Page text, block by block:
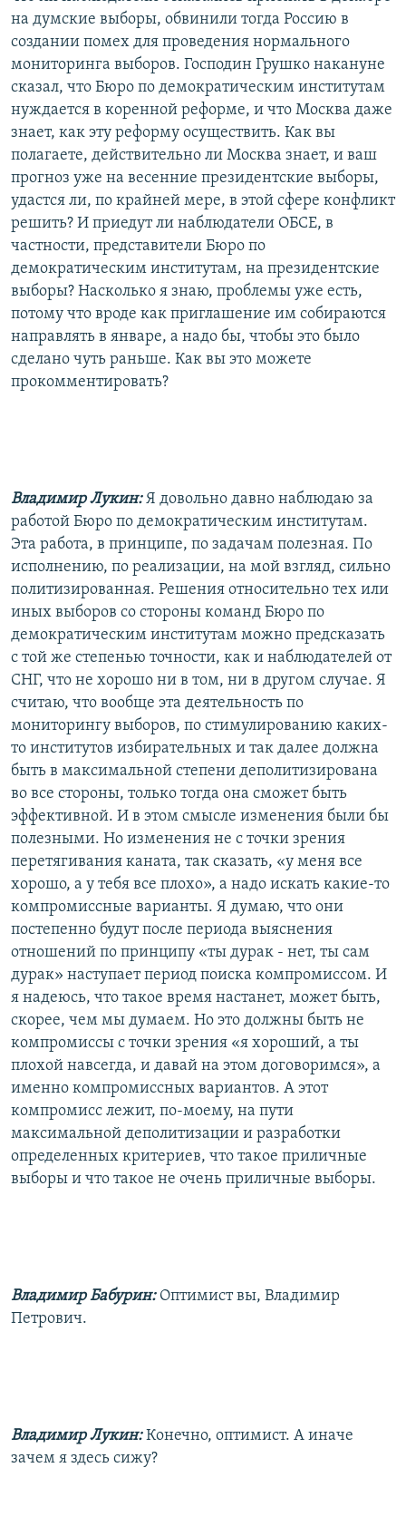
на думские выборы, обвинили тогда Россию в
создании помех для проведения нормального
мониторинга выборов. Господин Грушко накануне
сказал, что Бюро по демократическим институтам
нуждается в коренной реформе, и что Москва даже
знает, как эту реформу осуществить. Как вы
полагаете, действительно ли Москва знает, и ваш
прогноз уже на весенние президентские выборы,
удастся ли, по крайней мере, в этой сфере конфликт
решить? И приедут ли наблюдатели ОБСЕ, в
частности, представители Бюро по
демократическим институтам, на президентские
выборы? Насколько я знаю, проблемы уже есть,
потому что вроде как приглашение им собираются
направлять в январе, а надо бы, чтобы это было
сделано чуть раньше. Как вы это можете
прокомментировать?
Владимир Лукин:Я довольно давно наблюдаю за
работой Бюро по демократическим институтам.
Эта работа, в принципе, по задачам полезная. По
исполнению, по реализации, на мой взгляд, сильно
политизированная. Решения относительно тех или
иных выборов со стороны команд Бюро по
демократическим институтам можно предсказать
с той же степенью точности, как и наблюдателей от
СНГ, что не хорошо ни в том, ни в другом случае. Я
считаю, что вообще эта деятельность по
мониторингу выборов, по стимулированию каких-
то институтов избирательных и так далее должна
быть в максимальной степени деполитизирована
во все стороны, только тогда она сможет быть
эффективной. И в этом смысле изменения были бы
полезными. Но изменения не с точки зрения
перетягивания каната, так сказать, «у меня все
хорошо, а у тебя все плохо», а надо искать какие-то
компромиссные варианты. Я думаю, что они
постепенно будут после периода выяснения
отношений по принципу «ты дурак - нет, ты сам
дурак» наступает период поиска компромиссом. И
я надеюсь, что такое время настанет, может быть,
скорее, чем мы думаем. Но это должны быть не
компромиссы с точки зрения «я хороший, а ты
плохой навсегда, и давай на этом договоримся», а
именно компромиссных вариантов. А этот
компромисс лежит, по-моему, на пути
максимальной деполитизации и разработки
определенных критериев, что такое приличные
выборы и что такое не очень приличные выборы.
Владимир Бабурин: Оптимист вы, Владимир
Петрович.
Владимир Лукин:Конечно, оптимист. А иначе
зачем я здесь сижу?